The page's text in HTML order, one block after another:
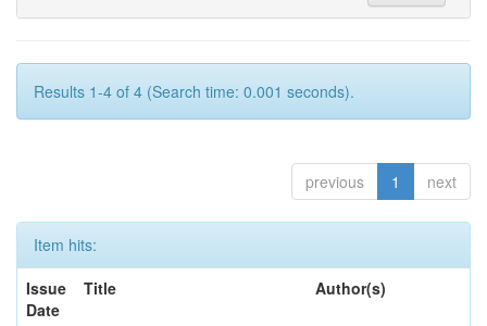
Results 1-4 of 4 (Search time: 0.001 seconds).
previous 1 next
Item hits:
Issue
Date
Title Author(s)